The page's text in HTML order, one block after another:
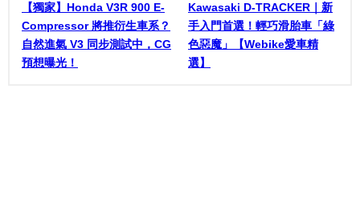
【獨家】Honda V3R 900 E-
Compressor 將推衍生車系？
自然進氣 V3 同步測試中，CG
預想曝光！
Kawasaki D-TRACKER｜新
手入門首選！輕巧滑胎車「綠
色惡魔」【Webike愛車精
選】